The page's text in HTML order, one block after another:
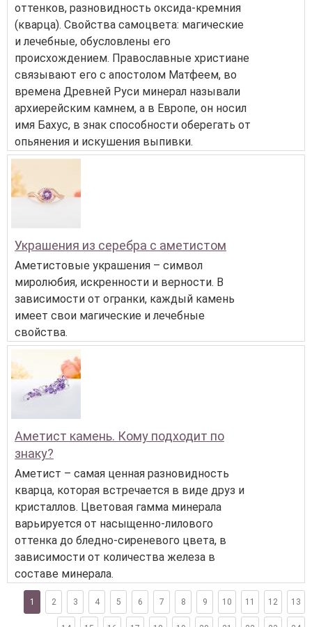
оттенков, разновидность оксида-кремния
(кварца). Свойства самоцвета: магические
и лечебные, обусловлены его
происхождением. Православные христиане
связывают его с апостолом Матфеем, во
времена Древней Руси минерал называли
архиерейским камнем, а в Европе, он носил
имя Бахус, в знак способности оберегать от
опьянения и искушения выпивки.
Украшения из серебра с аметистом
Аметистовые украшения – символ
миролюбия, искренности и верности. В
зависимости от огранки, каждый камень
имеет свои магические и лечебные
свойства.
Аметист камень. Кому подходит по
знаку?
Аметист – самая ценная разновидность
кварца, которая встречается в виде друз и
кристаллов. Цветовая гамма минерала
варьируется от насыщенно-лилового
оттенка до бледно-сиреневого цвета, в
зависимости от количества железа в
составе минерала.
1 2 3 4 5 6 7 8 9 10 11 12 13